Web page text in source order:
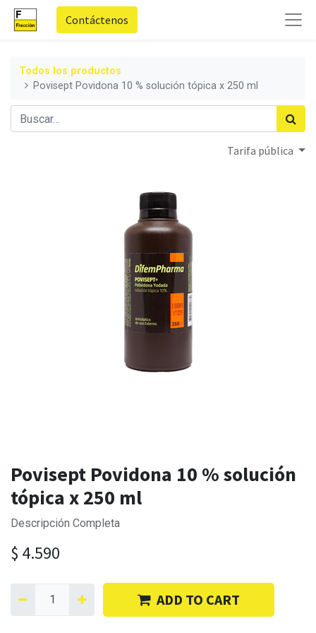
Contáctenos
Todos los productos
Povisept Povidona 10 % solución tópica x 250 ml
Tarifa pública
Povisept Povidona 10 % solución
tópica x 250 ml
Descripción Completa
$ 4.590
ADD TO CART